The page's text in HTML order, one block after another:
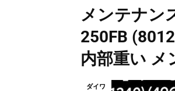
メンテナン
250FB
内部重い メ
ダイワ